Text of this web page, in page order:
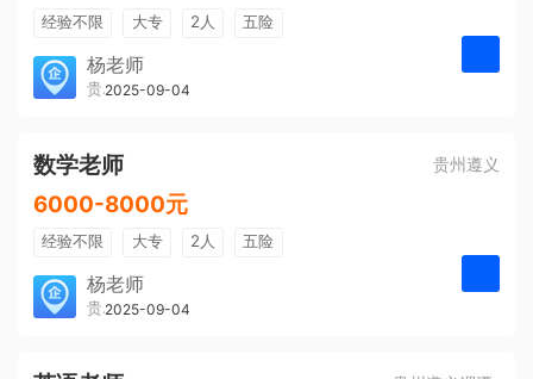
经验不限 大专 2人
五险
带薪年假
年终奖
免费培训
包住宿
杨老师
贵州大美前程文化发展有限公司
2025-09-04
数学老师 贵州遵义
6000-8000元
经验不限 大专 2人
五险
带薪年假
年终奖
免费培训
包住宿
杨老师
贵州大美前程文化发展有限公司
2025-09-04